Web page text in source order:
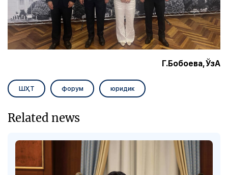
Г.Бобоева, ЎзА
ШҲТ форум юридик
Related news